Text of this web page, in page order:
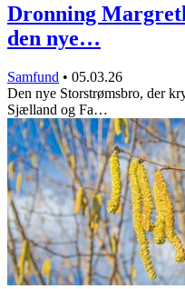
Dronning
den nye…
Samfund • 05.03.26
Den nye Storstrømsbro, der
Sjælland og Fa…